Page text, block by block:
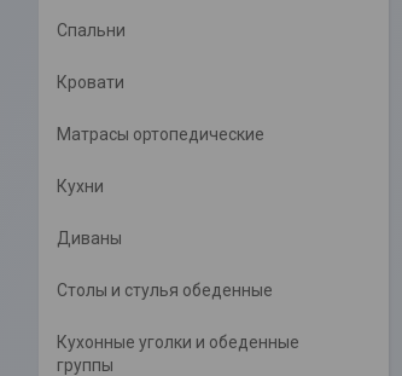
Спальни
Кровати
Матрасы ортопедические
Кухни
Диваны
Столы и стулья обеденные
Кухонные уголки и обеденные
группы